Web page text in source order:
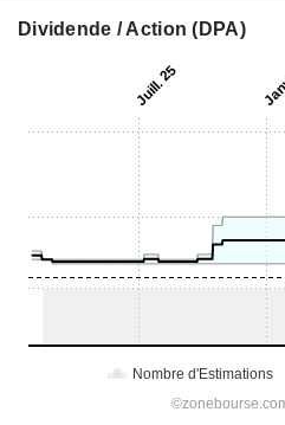
Dividende / Action (DPA)